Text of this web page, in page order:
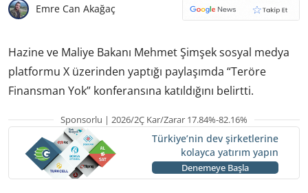
Emre Can Akağaç
Hazine ve Maliye Bakanı Mehmet Şimşek sosyal medya
platformu X üzerinden yaptığı paylaşımda “Teröre
Finansman Yok” konferansına katıldığını belirtti.
Sponsorlu | 2026/2Ç Kar/Zarar 17.84%-82.16%
Türkiye’nin dev şirketlerine
kolayca yatırım yapın
Denemeye Başla